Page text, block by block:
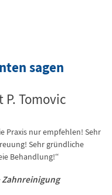
sagen
Tomovic
Praxis nur empfehlen! Sehr
Sehr gründliche
Behandlung!“
Zahnreinigung